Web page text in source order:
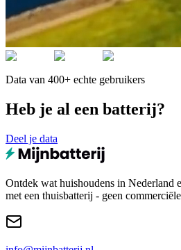
Data van 400+ echte gebruikers
Heb je al een batterij?
Deel je data
Ontdek wat huishoudens in Nederland
met een thuisbatterij - geen